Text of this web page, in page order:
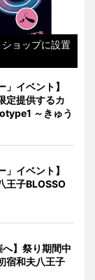
ショップに設置
」イベント】
定提供するカ
～きゅう
」イベント】
王子BLOSSO
へ】祭り期間中
宿和夫八王子